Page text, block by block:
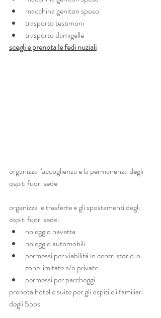
macchina genitori sposo
trasporto testimoni
trasporto damigelle
scegli e prenota le fedi nuziali
organizza l'accoglienza e la permanenza degli
ospiti fuori sede
organizza le trasferte e gli spostamenti degli
ospiti fuori sede:
noleggio navetta
noleggio automobili
permessi per viabilità in centri storici o
zone limitate e/o private
permessi per parcheggi
prenota hotel e suite per gli ospiti e i familiari
degli Sposi